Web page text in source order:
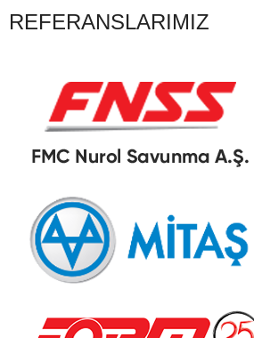
REFERANSLARIMIZ